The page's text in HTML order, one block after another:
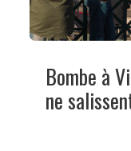
Bombe à
ne